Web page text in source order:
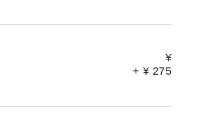
¥
+ ¥ 275